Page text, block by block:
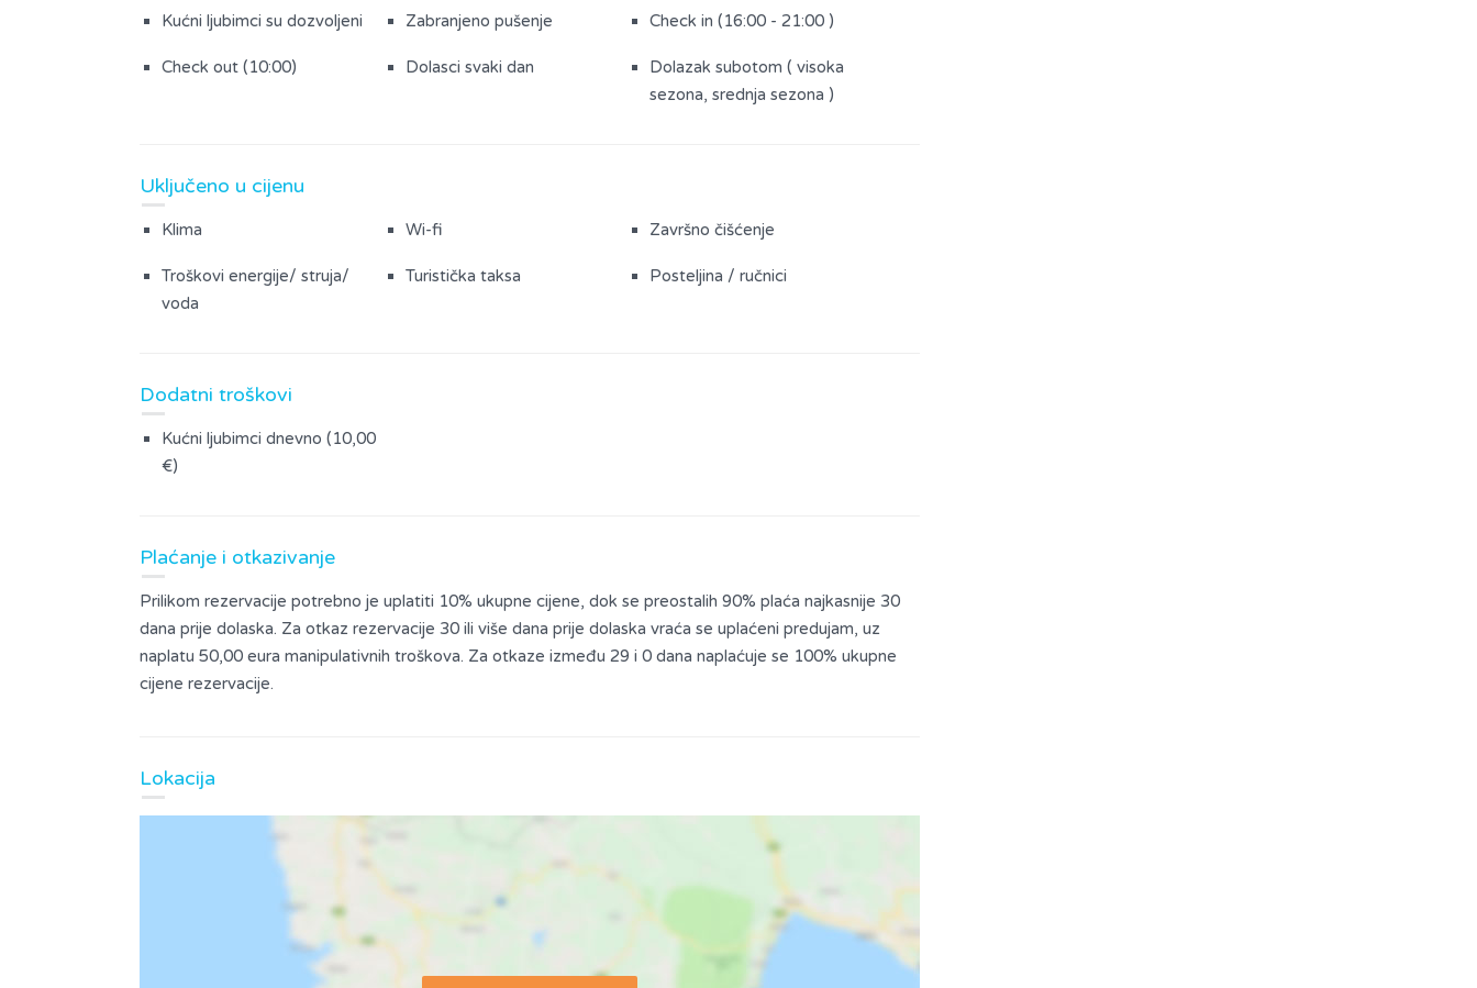
Kućni ljubimci su dozvoljeni Zabranjeno pušenje Check in (16:00 - 21:00 )
Check out (10:00) Dolasci svaki dan
Dolazak subotom ( visoka
sezona, srednja sezona )
Uključeno u cijenu
Klima Wi-fi Završno čišćenje
Troškovi energije/ struja/
voda
Turistička taksa Posteljina / ručnici
Dodatni troškovi
Kućni ljubimci dnevno (10,00
€)
Plaćanje i otkazivanje
Prilikom rezervacije potrebno je uplatiti 10% ukupne cijene, dok se preostalih 90% plaća najkasnije 30
dana prije dolaska. Za otkaz rezervacije 30 ili više dana prije dolaska vraća se uplaćeni predujam, uz
naplatu 50,00 eura manipulativnih troškova. Za otkaze između 29 i 0 dana naplaćuje se 100% ukupne
cijene rezervacije.
Lokacija